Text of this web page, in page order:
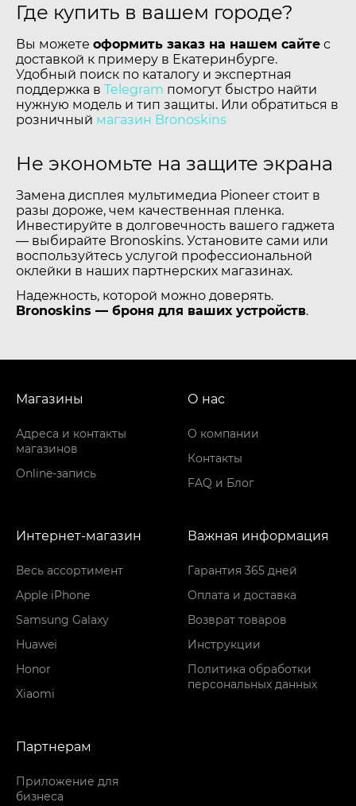
Где купить в вашем городе?
Вы можете оформить заказ на нашем сайте с
доставкой к примеру в Екатеринбурге.
Удобный поиск по каталогу и экспертная
поддержка в Telegram помогут быстро найти
нужную модель и тип защиты. Или обратиться в
розничный магазин Bronoskins
Не экономьте на защите экрана
Замена дисплея мультимедиа Pioneer стоит в
разы дороже, чем качественная пленка.
Инвестируйте в долговечность вашего гаджета
— выбирайте Bronoskins. Установите сами или
воспользуйтесь услугой профессиональной
оклейки в наших партнерских магазинах.
Надежность, которой можно доверять.
Bronoskins — броня для ваших устройств.
Магазины
Адреса и контакты
магазинов
Online-запись
О нас
О компании
Контакты
FAQ и Блог
Интернет-магазин
Весь ассортимент
Apple iPhone
Samsung Galaxy
Huawei
Honor
Xiaomi
Важная информация
Гарантия 365 дней
Оплата и доставка
Возврат товаров
Инструкции
Политика обработки
персональных данных
Партнерам
Приложение для
бизнеса